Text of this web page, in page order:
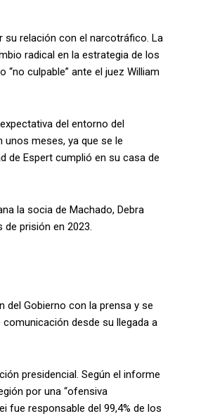
su relación con el narcotráfico. La
radical en la estrategia de los
culpable” ante el juez William
del entorno del
meses, ya que se le
de Espert cumplió en su casa de
la socia de Machado, Debra
prisión en 2023.
del Gobierno con la prensa y se
desde su llegada a
presidencial. Según el informe
por una “ofensiva
fue responsable del 99,4% de los